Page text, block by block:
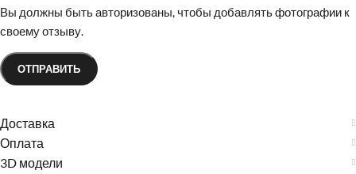
Вы должны быть авторизованы, чтобы добавлять фотографии к
своему отзыву.
Доставка
Оплата
3D модели